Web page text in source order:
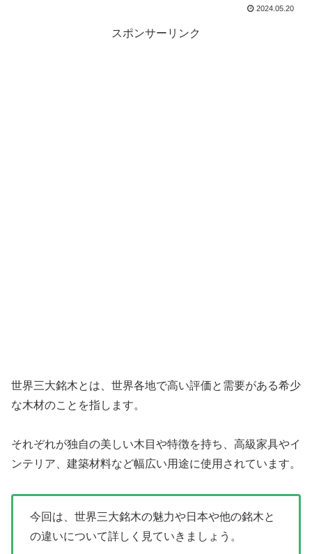
2024.05.20
スポンサーリンク
世界三大銘木とは、世界各地で高い評価と需要がある希少
な木材のことを指します。
それぞれが独自の美しい木目や特徴を持ち、高級家具やイ
ンテリア、建築材料など幅広い用途に使用されています。
今回は、世界三大銘木の魅力や日本や他の銘木と
の違いについて詳しく見ていきましょう。